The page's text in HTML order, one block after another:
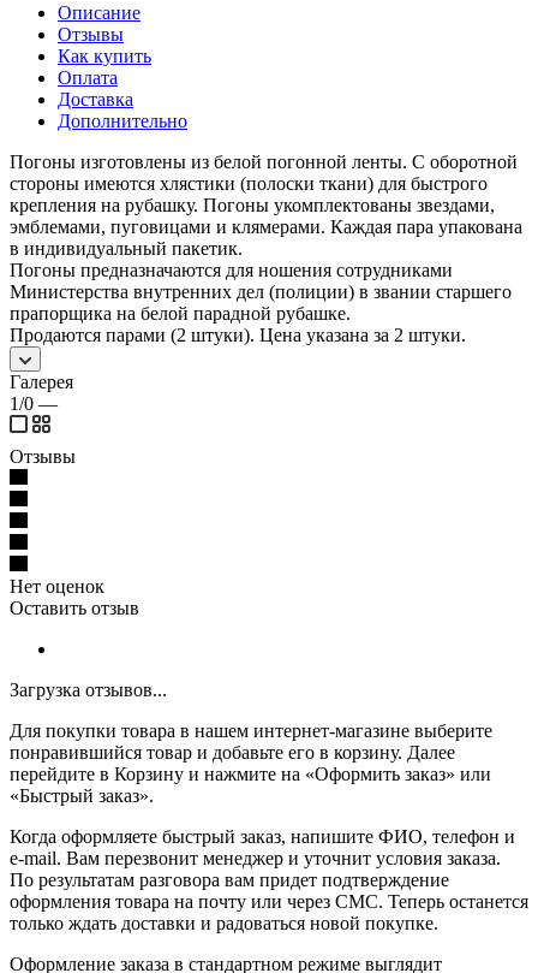
Описание
Отзывы
Как купить
Оплата
Доставка
Дополнительно
Погоны изготовлены из белой погонной ленты. С оборотной
стороны имеются хлястики (полоски ткани) для быстрого
крепления на рубашку. Погоны укомплектованы звездами,
эмблемами, пуговицами и клямерами. Каждая пара упакована
в индивидуальный пакетик.
Погоны предназначаются для ношения сотрудниками
Министерства внутренних дел (полиции) в звании старшего
прапорщика на белой парадной рубашке.
Продаются парами (2 штуки). Цена указана за 2 штуки.
Галерея
1/0 —
Отзывы
Нет оценок
Оставить отзыв
Загрузка отзывов...
Для покупки товара в нашем интернет-магазине выберите
понравившийся товар и добавьте его в корзину. Далее
перейдите в Корзину и нажмите на «Оформить заказ» или
«Быстрый заказ».
Когда оформляете быстрый заказ, напишите ФИО, телефон и
e-mail. Вам перезвонит менеджер и уточнит условия заказа.
По результатам разговора вам придет подтверждение
оформления товара на почту или через СМС. Теперь останется
только ждать доставки и радоваться новой покупке.
Оформление заказа в стандартном режиме выглядит